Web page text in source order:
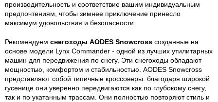
производительность и соответствие вашим индивидуальным
предпочтениям, чтобы зимнее приключение принесло
максимум удовольствия и безопасности.
Рекомендуем снегоходы AODES Snowcross созданные на
основе модели Lynx Commander - одной из лучших утилитарных
машин для передвижения по снегу. Эти снегоходы обладают
мощностью, комфортом и стабильностью. AODES Snowcross
представляют собой типичные кроссоверы: благодаря широкой
гусенице они уверенно передвигаются как по глубокому снегу,
так и по укатанным трассам. Они полностью повторяют стиль и